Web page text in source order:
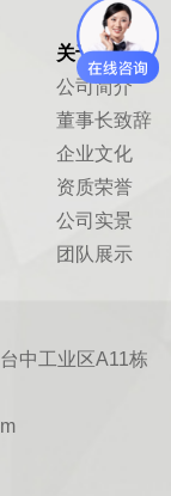
关于我们
公司简介
董事长致辞
企业文化
资质荣誉
公司实景
团队展示
中工业区A11栋